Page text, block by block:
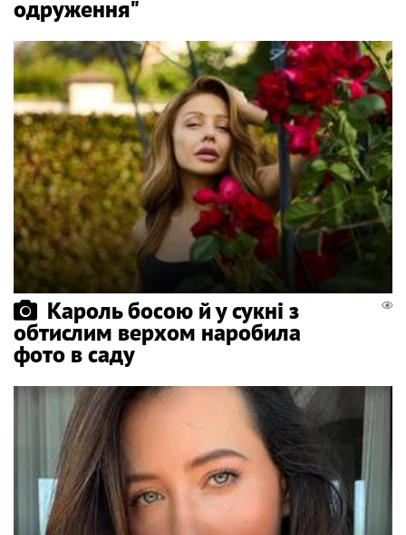
одруження"
Кароль босою й у сукні з
обтислим верхом наробила
фото в саду